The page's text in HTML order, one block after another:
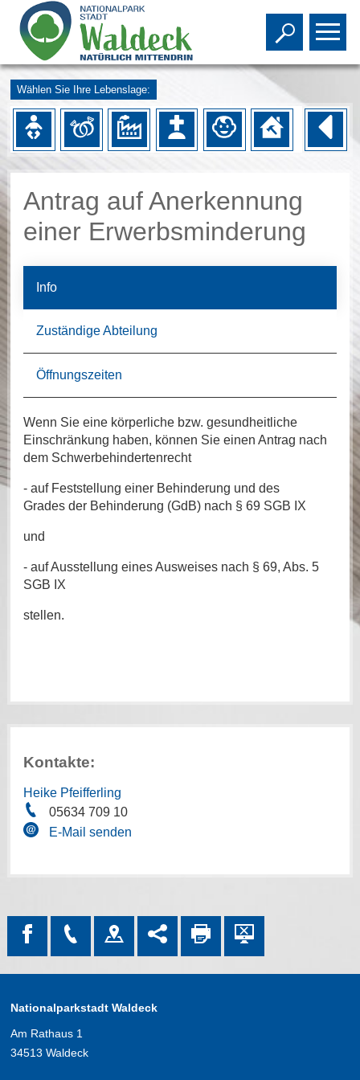
Toggle
Wählen Sie Ihre Lebenslage:
Antrag auf Anerkennung
einer Erwerbsminderung
Info
Zuständige Abteilung
Öffnungszeiten
Wenn Sie eine körperliche bzw. gesundheitliche
Einschränkung haben, können Sie einen Antrag nach
dem Schwerbehindertenrecht
- auf Feststellung einer Behinderung und des
Grades der Behinderung (GdB) nach § 69 SGB IX
und
- auf Ausstellung eines Ausweises nach § 69, Abs. 5
SGB IX
stellen.
Kontakte:
Heike Pfeifferling
05634 709 10
E-Mail senden
Nationalparkstadt Waldeck
Am Rathaus 1
34513 Waldeck